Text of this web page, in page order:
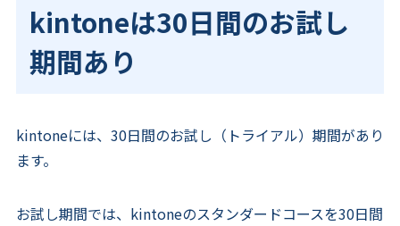
kintoneは30日間のお試し
期間あり
kintoneには、30日間のお試し（トライアル）期間があり
ます。
お試し期間では、kintoneのスタンダードコースを30日間